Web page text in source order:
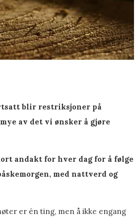
blir restriksjoner på
av det vi ønsker å gjøre
andakt for hver dag for å følge
med nattverd og
er én ting, men å ikke engang